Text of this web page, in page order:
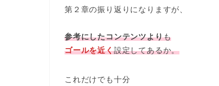
第２章の振り返りになりますが、
参考にしたコンテンツよりも
ゴールを近く設定してあるか。
これだけでも十分